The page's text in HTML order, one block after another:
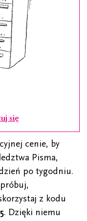
się
cenie, by
Pisma,
po tygodniu.
z kodu
. Dzięki niemu